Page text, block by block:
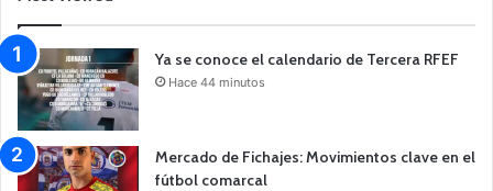
Ya se conoce el calendario de Tercera RFEF
Hace 44 minutos
Mercado de Fichajes: Movimientos clave en el
fútbol comarcal